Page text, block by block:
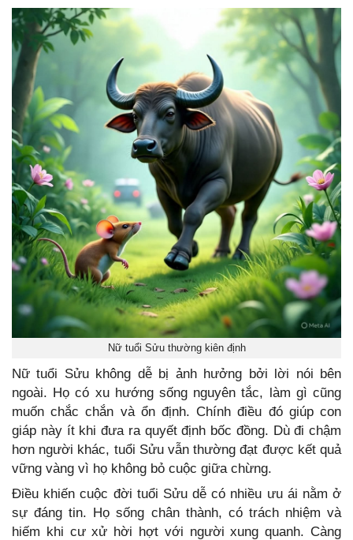
Nữ tuổi Sửu thường kiên định
Nữ tuổi Sửu không dễ bị ảnh hưởng bởi lời nói bên
ngoài. Họ có xu hướng sống nguyên tắc, làm gì cũng
muốn chắc chắn và ổn định. Chính điều đó giúp con
giáp này ít khi đưa ra quyết định bốc đồng. Dù đi chậm
hơn người khác, tuổi Sửu vẫn thường đạt được kết quả
vững vàng vì họ không bỏ cuộc giữa chừng.
Điều khiến cuộc đời tuổi Sửu dễ có nhiều ưu ái nằm ở
sự đáng tin. Họ sống chân thành, có trách nhiệm và
hiếm khi cư xử hời hợt với người xung quanh. Càng